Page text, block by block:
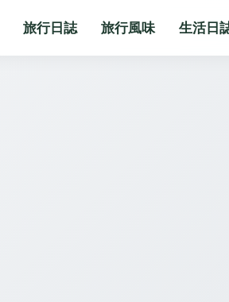
旅行日誌 旅行風味 生活日